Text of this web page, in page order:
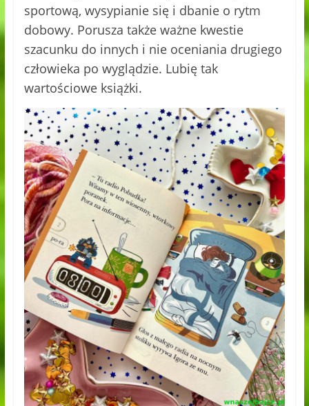
sportową, wysypianie się i dbanie o rytm
dobowy. Porusza także ważne kwestie
szacunku do innych i nie oceniania drugiego
człowieka po wyglądzie. Lubię tak
wartościowe książki.